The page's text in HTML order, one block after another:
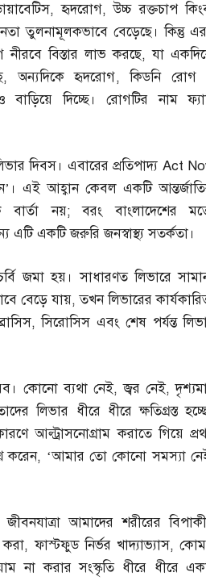
,হৃদরোগ,উচ্চ রক্তচাপ
তুলনামূলকভাবে বেড়েছে। কিন্তু
বিস্তার লাভ করছে,যা
,অন্যদিকে হৃদরোগ,কিডনি রোগ
বাড়িয়ে দিচ্ছে। রোগটির নাম
দিবস। এবারের প্রতিপাদ্য Act
এই আহ্বান কেবল একটি
বার্তা নয়;বরং বাংলাদেশের
এটি একটি জরুরি জনস্বাস্থ্য সতর্কতা।
জমা হয়। সাধারণত লিভারে
বেড়ে যায়,তখন লিভারের
,সিরোসিস এবং শেষ পর্যন্ত
কোনো ব্যথা নেই,জ্বর নেই,
লিভার ধীরে ধীরে ক্ষতিগ্রস্ত
আল্ট্রাসনোগ্রাম করাতে গিয়ে
করেন, ‘আমার তো কোনো সমস্যা
আমাদের শরীরের
,ফাস্টফুড নির্ভর খাদ্যাভ্যাস,
না করার সংস্কৃতি ধীরে ধীরে